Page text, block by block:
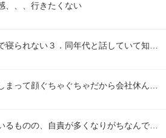
、、、行きたくない
寝られない３．同年代と話していて知…
まって顔ぐちゃぐちゃだから会社休ん…
ものの、自責が多くなりがちなんで…